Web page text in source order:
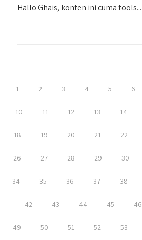
Hallo Ghais, konten ini cuma tools...
1 2 3 4 5 6
10 11 12 13 14
18 19 20 21 22
26 27 28 29 30
34 35 36 37 38
42 43 44 45 46
49 50 51 52 53